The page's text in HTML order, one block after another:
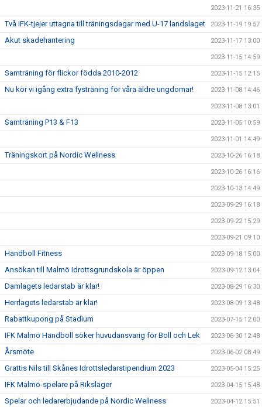
2023-11-21 16:35
Två IFK-tjejer uttagna till träningsdagar med U-17 landslaget 2023-11-19 19:57
Akut skadehantering 2023-11-17 13:00
2023-11-15 14:59
Samträning för flickor födda 2010-2012 2023-11-15 12:15
Nu kör vi igång extra fysträning för våra äldre ungdomar! 2023-11-08 14:46
2023-11-08 13:01
Samträning P13 & F13 2023-11-05 10:59
2023-11-01 14:49
Träningskort på Nordic Wellness 2023-10-26 16:18
2023-10-26 16:16
2023-10-13 14:49
2023-09-29 16:18
2023-09-22 15:29
2023-09-21 09:10
Handboll Fitness 2023-09-18 15:00
Ansökan till Malmö Idrottsgrundskola är öppen 2023-09-12 13:04
Damlagets ledarstab är klar! 2023-08-29 16:30
Herrlagets ledarstab är klar! 2023-08-09 13:48
Rabattkupong på Stadium 2023-07-15 12:00
IFK Malmö Handboll söker huvudansvarig för Boll och Lek 2023-06-30 12:48
Årsmöte 2023-06-02 08:49
Grattis Nils till Skånes Idrottsledarstipendium 2023 2023-05-04 15:25
IFK Malmö-spelare på Riksläger 2023-04-15 15:48
Spelar och ledarerbjudande på Nordic Wellness 2023-04-12 15:51